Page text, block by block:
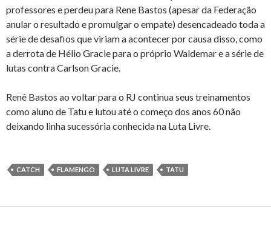
professores e perdeu para Rene Bastos (apesar da Federação
anular o resultado e promulgar o empate) desencadeado toda a
série de desafios que viriam a acontecer por causa disso, como
a derrota de Hélio Gracie para o próprio Waldemar e a série de
lutas contra Carlson Gracie.
Renê Bastos ao voltar para o RJ continua seus treinamentos
como aluno de Tatu e lutou até o começo dos anos 60 não
deixando linha sucessória conhecida na Luta Livre.
CATCH FLAMENGO LUTA LIVRE TATU